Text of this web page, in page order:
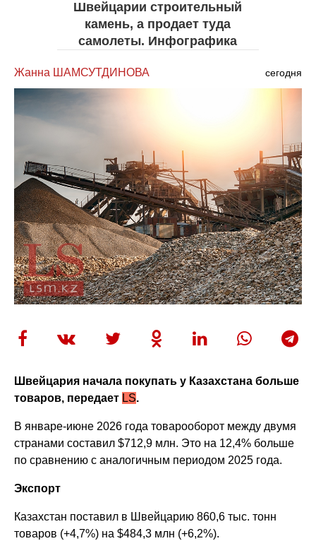
Швейцарии строительный
камень, а продает туда
самолеты. Инфографика
Жанна ШАМСУТДИНОВА сегодня
Швейцария начала покупать у Казахстана больше
товаров, передает LS.
В январе-июне 2026 года товарооборот между двумя
странами составил $712,9 млн. Это на 12,4% больше
по сравнению с аналогичным периодом 2025 года.
Экспорт
Казахстан поставил в Швейцарию 860,6 тыс. тонн
товаров (+4,7%) на $484,3 млн (+6,2%).